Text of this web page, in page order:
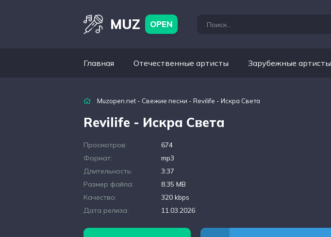
MUZ OPEN
Главная Отечественные артисты Зарубежные артисты
Muzopen.net - Свежие песни - Revilife - Искра Света
Revilife - Искра Света
Просмотров:
674
Формат:
mp3
Длительность:
3:37
Размер файла:
8.35 MB
Качество:
320 kbps
Дата релиза:
11.03.2026